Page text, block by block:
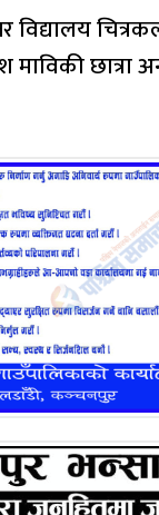
विद्यालय
छात्रा